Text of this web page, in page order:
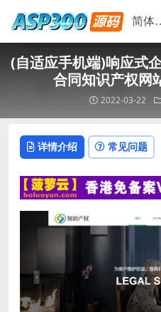
(自适应手机端)响应式
合同知识产权
2022-03-22
详情介绍 常见问题